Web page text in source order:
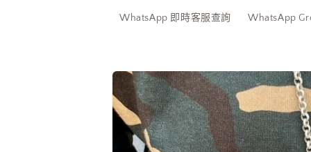
WhatsApp 即時客服查詢 WhatsApp
略過產
品資訊